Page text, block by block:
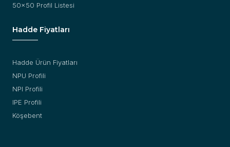
50x50 Profil Listesi
Hadde Fiyatları
Hadde Ürün Fiyatları
NPU Profili
NPI Profili
IPE Profili
Köşebent